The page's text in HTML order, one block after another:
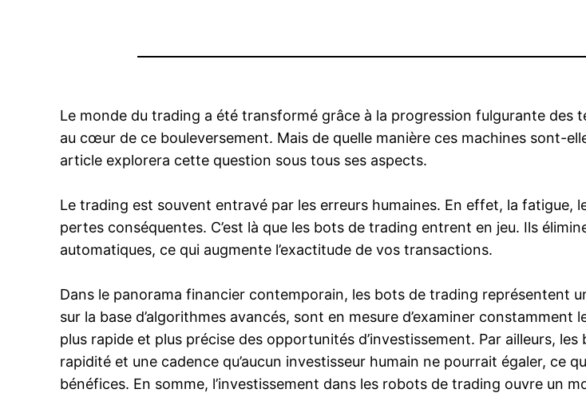
Le monde du trading a été transformé grâce à la progression fulgurante
au cœur de ce bouleversement. Mais de quelle manière ces machines sont-
article explorera cette question sous tous ses aspects.
Le trading est souvent entravé par les erreurs humaines. En effet, la fatigue,
pertes conséquentes. C’est là que les bots de trading entrent en jeu. Ils
automatiques, ce qui augmente l’exactitude de vos transactions.
Dans le panorama financier contemporain, les bots de trading représentent
sur la base d’algorithmes avancés, sont en mesure d’examiner
plus rapide et plus précise des opportunités d’investissement. Par ailleurs,
rapidité et une cadence qu’aucun investisseur humain ne pourrait égaler, ce
bénéfices. En somme, l’investissement dans les robots de trading ouvre un